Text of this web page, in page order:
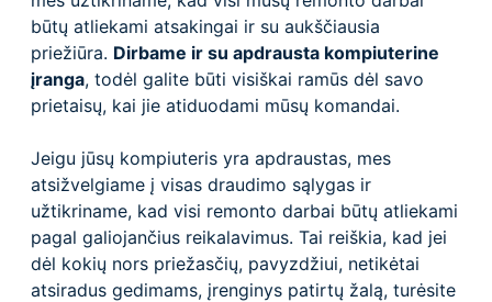
būtų atliekami atsakingai ir su aukščiausia
priežiūra. Dirbame ir su apdrausta kompiuterine
įranga, todėl galite būti visiškai ramūs dėl savo
prietaisų, kai jie atiduodami mūsų komandai.
Jeigu jūsų kompiuteris yra apdraustas, mes
atsižvelgiame į visas draudimo sąlygas ir
užtikriname, kad visi remonto darbai būtų atliekami
pagal galiojančius reikalavimus. Tai reiškia, kad jei
dėl kokių nors priežasčių, pavyzdžiui, netikėtai
atsiradus gedimams, įrenginys patirtų žalą, turėsite